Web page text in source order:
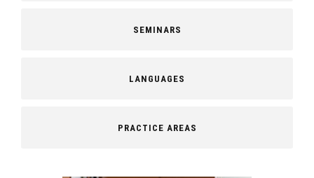
SEMINARS
LANGUAGES
PRACTICE AREAS